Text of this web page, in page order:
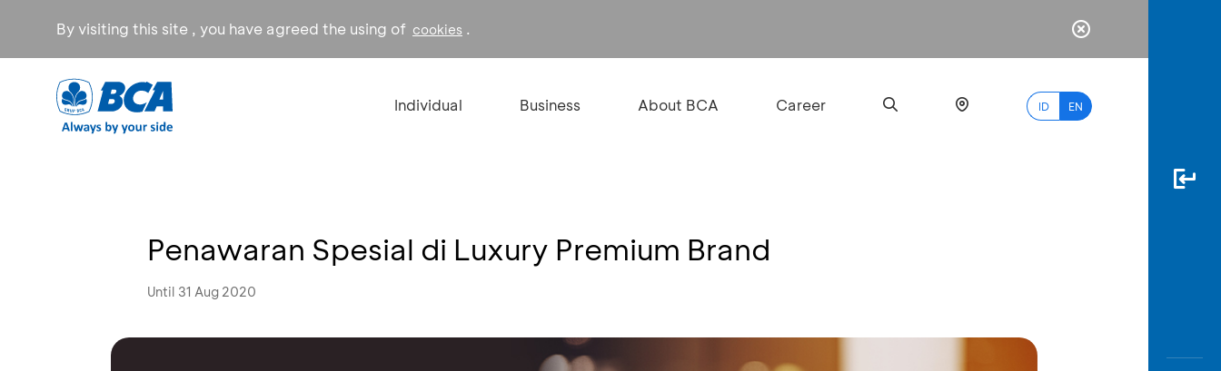
By visiting this site , you have agreed the using of cookies .
Individual Business About BCA Career ID EN
Penawaran Spesial di Luxury Premium Brand
Until 31 Aug 2020